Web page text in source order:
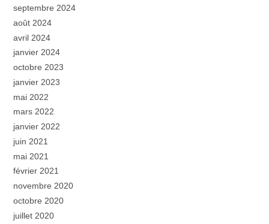
septembre 2024
août 2024
avril 2024
janvier 2024
octobre 2023
janvier 2023
mai 2022
mars 2022
janvier 2022
juin 2021
mai 2021
février 2021
novembre 2020
octobre 2020
juillet 2020